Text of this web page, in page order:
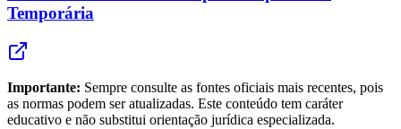
Temporária
Importante: Sempre consulte as fontes oficiais mais recentes, pois
as normas podem ser atualizadas. Este conteúdo tem caráter
educativo e não substitui orientação jurídica especializada.